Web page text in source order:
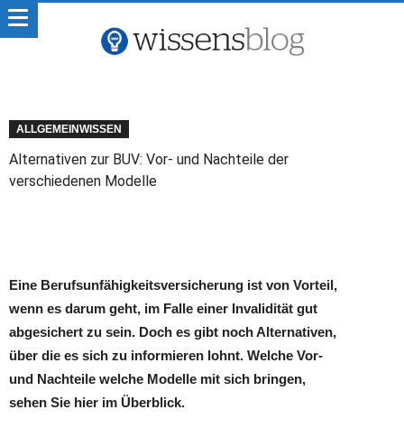
ALLGEMEINWISSEN
Alternativen zur BUV: Vor- und Nachteile der
verschiedenen Modelle
Eine Berufsunfähigkeitsversicherung ist von Vorteil,
wenn es darum geht, im Falle einer Invalidität gut
abgesichert zu sein. Doch es gibt noch Alternativen,
über die es sich zu informieren lohnt. Welche Vor-
und Nachteile welche Modelle mit sich bringen,
sehen Sie hier im Überblick.